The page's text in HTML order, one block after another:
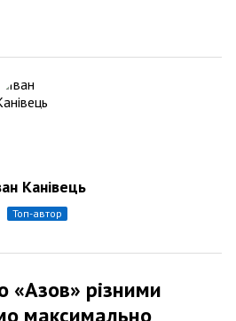
Канівець
топ-автор
«Азов» різними
максимально